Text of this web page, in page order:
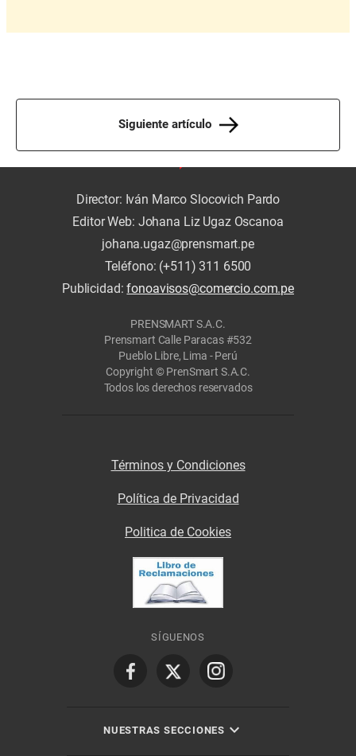
Siguiente artículo
Director: Iván Marco Slocovich Pardo
Editor Web: Johana Liz Ugaz Oscanoa
johana.ugaz@prensmart.pe
Teléfono: (+511) 311 6500
Publicidad:fonoavisos@comercio.com.pe
PRENSMART S.A.C.
Prensmart Calle Paracas #532
Pueblo Libre, Lima - Perú
Copyright © PrenSmart S.A.C.
Todos los derechos reservados
Términos y Condiciones
Política de Privacidad
Politica de Cookies
SÍGUENOS
NUESTRAS SECCIONES